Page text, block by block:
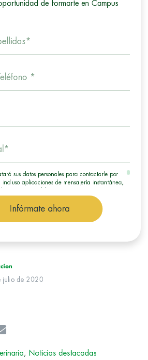
de formarte en Campus
*
sus datos personales para contactarle por
incluso aplicaciones de mensajería instantánea,
directamente relacionados con el interés
caso, para tramitar la contratación
su solicitud con las empresas que
Northius, con el objeto de que estas puedan
Infórmate ahora
julio de 2020
, Noticias destacadas